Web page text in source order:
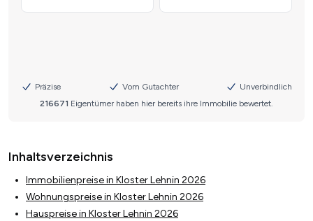
Inhaltsverzeichnis
Immobilienpreise in Kloster Lehnin 2026
Wohnungspreise in Kloster Lehnin 2026
Hauspreise in Kloster Lehnin 2026